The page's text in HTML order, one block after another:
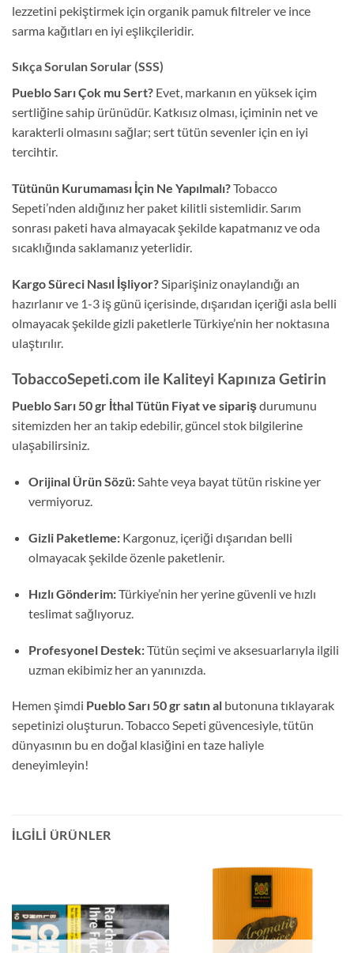
lezzetini pekiştirmek için organik pamuk filtreler ve ince
sarma kağıtları en iyi eşlikçileridir.
Sıkça Sorulan Sorular (SSS)
Pueblo Sarı Çok mu Sert? Evet, markanın en yüksek içim
sertliğine sahip ürünüdür. Katkısız olması, içiminin net ve
karakterli olmasını sağlar; sert tütün sevenler için en iyi
tercihtir.
Tütünün Kurumaması İçin Ne Yapılmalı?Tobacco
Sepeti’nden aldığınız her paket kilitli sistemlidir.Sarım
sonrası paketi hava almayacak şekilde kapatmanız ve oda
sıcaklığında saklamanız yeterlidir.
Kargo Süreci Nasıl İşliyor?Siparişiniz onaylandığı an
hazırlanır ve 1-3 iş günü içerisinde,dışarıdan içeriği asla belli
olmayacak şekilde gizli paketlerle Türkiye’nin her noktasına
ulaştırılır.
TobaccoSepeti.com ile Kaliteyi Kapınıza Getirin
Pueblo Sarı 50 gr İthal Tütün Fiyat ve siparişdurumunu
sitemizden her an takip edebilir,güncel stok bilgilerine
ulaşabilirsiniz.
Orijinal Ürün Sözü:Sahte veya bayat tütün riskine yer
vermiyoruz.
Gizli Paketleme:Kargonuz,içeriği dışarıdan belli
olmayacak şekilde özenle paketlenir.
Hızlı Gönderim:Türkiye’nin her yerine güvenli ve hızlı
teslimat sağlıyoruz.
Profesyonel Destek:Tütün seçimi ve aksesuarlarıyla ilgili
uzman ekibimiz her an yanınızda.
Hemen şimdi Pueblo Sarı 50 gr satın al butonuna tıklayarak
sepetinizi oluşturun.Tobacco Sepeti güvencesiyle,tütün
dünyasının bu en doğal klasiğini en taze haliyle
deneyimleyin!
İLGILI ÜRÜNLER